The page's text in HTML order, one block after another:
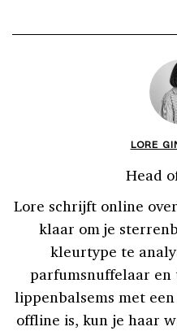
LORE
Head
Lore schrijft online
klaar om je
kleurtype te
parfumsnuffelaar en
lippenbalsems met
offline is, kun je haar